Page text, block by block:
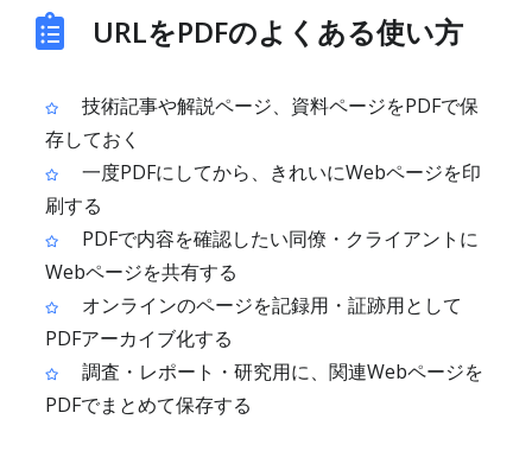
URLをPDFのよくある使い方
技術記事や解説ページ、資料ページをPDFで保
存しておく
一度PDFにしてから、きれいにWebページを印
刷する
PDFで内容を確認したい同僚・クライアントに
Webページを共有する
オンラインのページを記録用・証跡用として
PDFアーカイブ化する
調査・レポート・研究用に、関連Webページを
PDFでまとめて保存する